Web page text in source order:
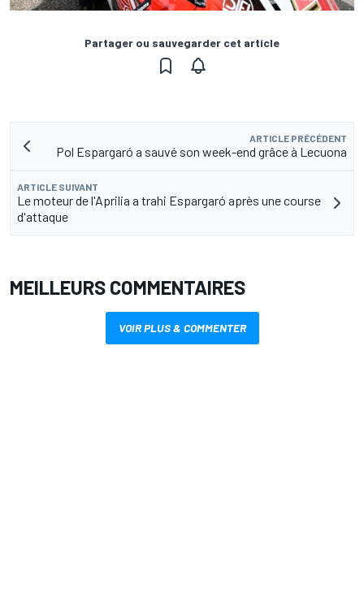
Partager ou sauvegarder cet article
ARTICLE PRÉCÉDENT
Pol Espargaró a sauvé son week-end grâce à Lecuona
ARTICLE SUIVANT
Le moteur de l'Aprilia a trahi Espargaró après une course
d'attaque
MEILLEURS COMMENTAIRES
VOIR PLUS & COMMENTER